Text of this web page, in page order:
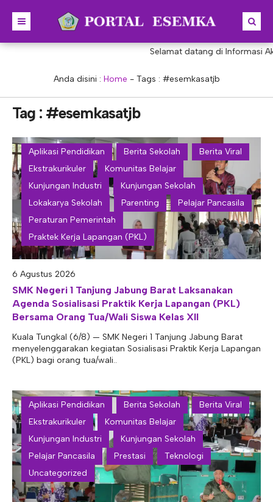
PROFIL
SEJARAH
VISI & MISI
STRUKTUR
KEPALA SEKOLAH
Tupoksi Kepala Sekolah
WAKIL KEPALASEKOLAH
Tupoksi Wakil Bidang Kurikulum
Tupoksi Wakil Bidang Humas
Tupoksi Wakil Bidang Sarana Prasarana
Tupoksi Wakil Bidang Kesiswaan
MAJELIS GURU
Tupoksi Guru
Tupoksi Guru Piket
Tupoksi Ketua Kons. Keahlian
TATA USAHA
Tupoksi Kepala Tata Usaha
Tupoksi Bendahara BOS
Tupoksi Koordinator Bendahara
Tupoksi Bendahara Komite
Tupoksi Security
AKREDITASI
PROGRAM SEKOLAH
KONSENTRASI KEAHLIAN
AKUNTANSI
MANAJEMEN PERKANTORAN
BISNIS DIGITAL
DESAIN KOMUNIKASI VISUAL
DESAIN PRODUKSI BUSANA
KULINER
PRESTASI
PORTAL
E-LEARNING
E-PKL
E-RAPOR
E-SKL
E-ALUMNI
E-BKK
Selamat datang di Informasi
Anda disini : Home - Tags : #esemkasatjb
Tag : #esemkasatjb
Aplikasi Pendidikan Berita Sekolah
Berita Viral
Ekstrakurikuler
Komunitas Belajar
Kunjungan Industri
Kunjungan Sekolah
Lokakarya Sekolah
Parenting
Pelajar Pancasila
Peraturan Pemerintah
Praktek Kerja Lapangan (PKL)
6 Agustus 2026
SMK Negeri 1 Tanjung Jabung Barat Laksanakan
Agenda Sosialisasi Praktik Kerja Lapangan (PKL)
Bersama Orang Tua/Wali Siswa Kelas XII
Kuala Tungkal (6/8) — SMK Negeri 1 Tanjung Jabung Barat
menyelenggarakan kegiatan Sosialisasi Praktik Kerja Lapangan
(PKL) bagi orang tua/wali..
Aplikasi Pendidikan Berita Sekolah
Berita Viral
Ekstrakurikuler
Komunitas Belajar
Kunjungan Industri
Kunjungan Sekolah
Pelajar Pancasila
Prestasi
Teknologi
Uncategorized